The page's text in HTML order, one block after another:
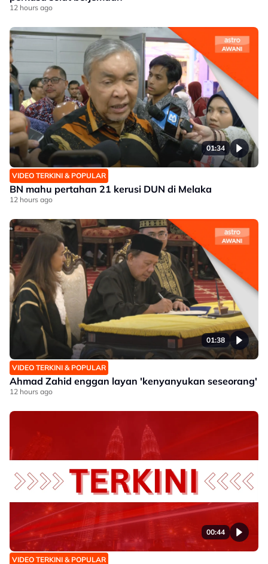
12 hours ago
01:34
VIDEO TERKINI & POPULAR
BN mahu pertahan 21 kerusi DUN di Melaka
12 hours ago
01:38
VIDEO TERKINI & POPULAR
Ahmad Zahid enggan layan 'kenyanyukan seseorang'
12 hours ago
00:44
VIDEO TERKINI & POPULAR